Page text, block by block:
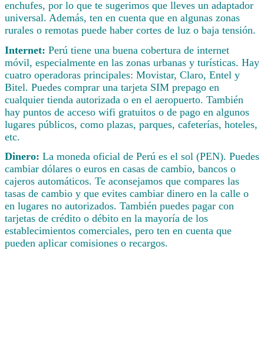
enchufes, por lo que te sugerimos que lleves un adaptador
universal. Además, ten en cuenta que en algunas zonas
rurales o remotas puede haber cortes de luz o baja tensión.
Internet: Perú tiene una buena cobertura de internet
móvil, especialmente en las zonas urbanas y turísticas. Hay
cuatro operadoras principales: Movistar, Claro, Entel y
Bitel. Puedes comprar una tarjeta SIM prepago en
cualquier tienda autorizada o en el aeropuerto. También
hay puntos de acceso wifi gratuitos o de pago en algunos
lugares públicos, como plazas, parques, cafeterías, hoteles,
etc.
Dinero: La moneda oficial de Perú es el sol (PEN). Puedes
cambiar dólares o euros en casas de cambio, bancos o
cajeros automáticos. Te aconsejamos que compares las
tasas de cambio y que evites cambiar dinero en la calle o
en lugares no autorizados. También puedes pagar con
tarjetas de crédito o débito en la mayoría de los
establecimientos comerciales, pero ten en cuenta que
pueden aplicar comisiones o recargos.